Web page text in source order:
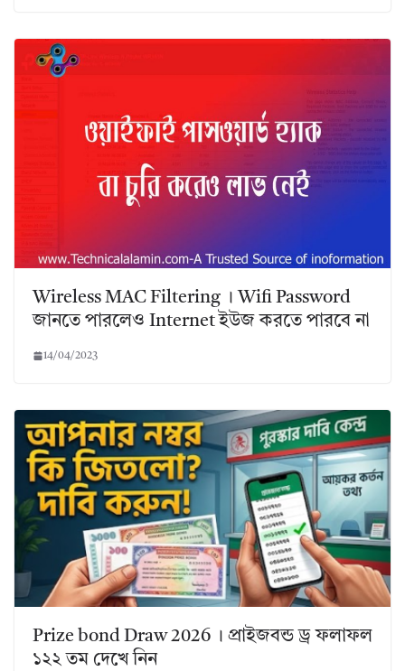
Wireless MAC Filtering । Wifi Password
জানতে পারলেও Internet ইউজ করতে পারবে না
14/04/2023
Prize bond Draw 2026 । প্রাইজবন্ড ড্র ফলাফল
১২২ তম দেখে নিন